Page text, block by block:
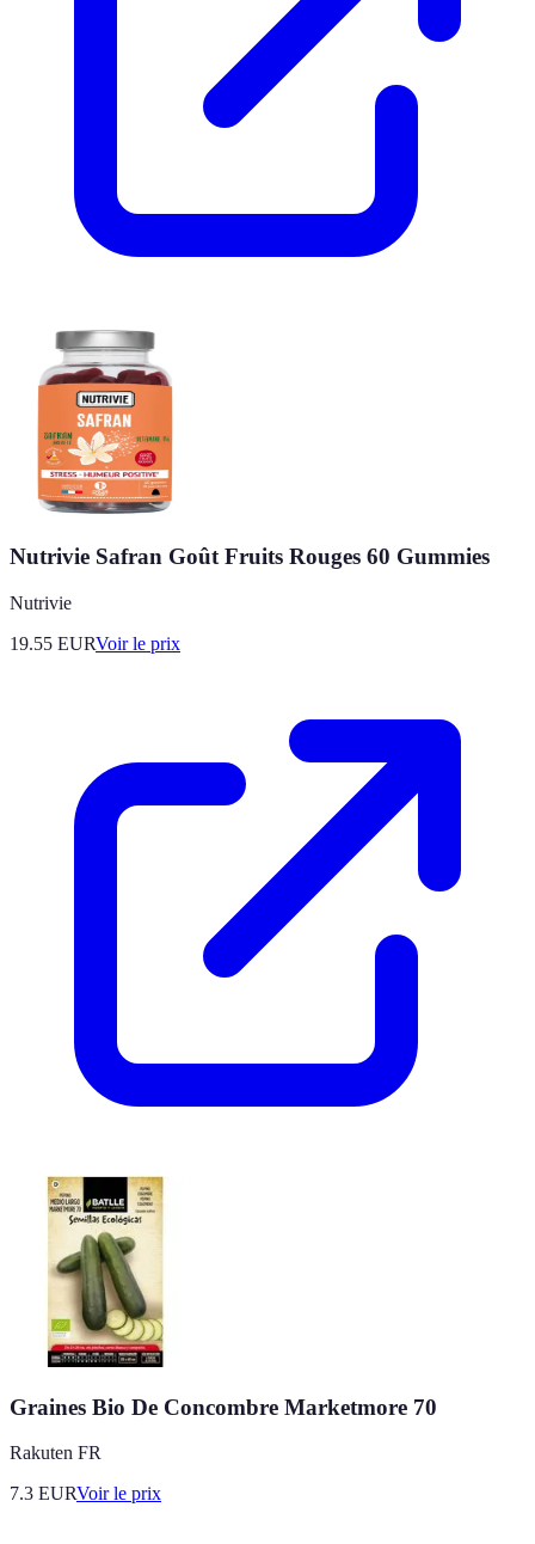
Nutrivie Safran Goût Fruits Rouges 60 Gummies
Nutrivie
19.55 EURVoir le prix
Graines Bio De Concombre Marketmore 70
Rakuten FR
7.3 EURVoir le prix